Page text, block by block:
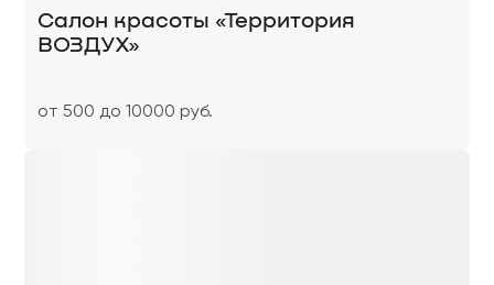
Салон красоты «Территория
ВОЗДУХ»
от 500 до 10000 руб.